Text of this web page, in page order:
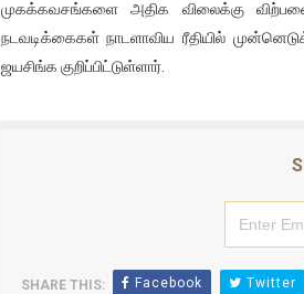
தியாகதீபம் லெப்.கேணல்
ஐ.நா முன்றலில் சீரற்ற
ஜனாதிபதி ஐக்கிய
32 CM விநோத
முகக்கவசங்களை அதிக விலைக்கு
நடவடிக்கைகள் நாடளாவிய ரீதியில்
ஜயசிங்க குறிப்பிட்டுள்ளார்.
SHARE THIS: Facebook Twitter